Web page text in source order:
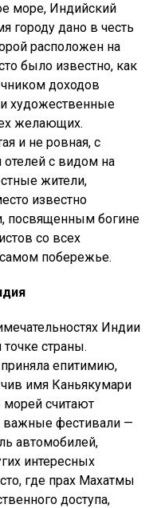
море, Индийский
городу дано в честь
расположен на
было известно, как
доходов
художественные
желающих.
и не ровная, с
с видом на
жители,
известно
посвященным богине
со всех
побережье.
Индии
страны.
приняла епитимию,
имя Каньякумари
морей считают
важные фестивали —
автомобилей,
интересных
где прах Махатмы
доступа,